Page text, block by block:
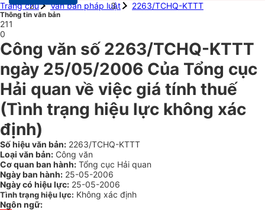
Trang chủ
Văn bản pháp luật 2263/TCHQ-KTTT
Thông tin văn bản
211
0
Công văn số 2263/TCHQ-KTTT
ngày 25/05/2006 Của Tổng cục
Hải quan về việc giá tính thuế
(Tình trạng hiệu lực không xác
định)
Số hiệu văn bản: 2263/TCHQ-KTTT
Loại văn bản: Công văn
Cơ quan ban hành: Tổng cục Hải quan
Ngày ban hành: 25-05-2006
Ngày có hiệu lực: 25-05-2006
Tình trạng hiệu lực: Không xác định
Ngôn ngữ: